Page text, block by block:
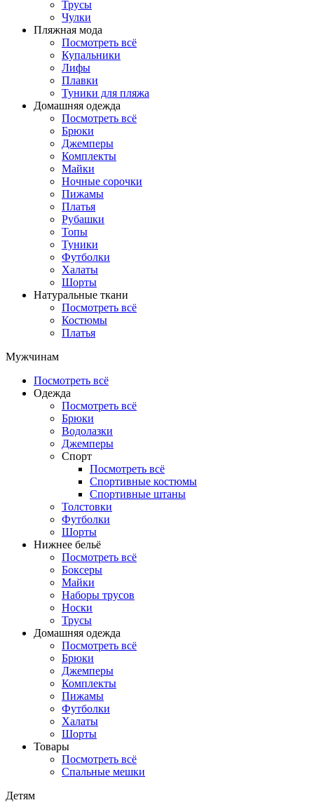
Трусы
Чулки
Пляжная мода
Посмотреть всё
Купальники
Лифы
Плавки
Туники для пляжа
Домашняя одежда
Посмотреть всё
Брюки
Джемперы
Комплекты
Майки
Ночные сорочки
Пижамы
Платья
Рубашки
Топы
Туники
Футболки
Халаты
Шорты
Натуральные ткани
Посмотреть всё
Костюмы
Платья
Мужчинам
Посмотреть всё
Одежда
Посмотреть всё
Брюки
Водолазки
Джемперы
Спорт
Посмотреть всё
Спортивные костюмы
Спортивные штаны
Толстовки
Футболки
Шорты
Нижнее бельё
Посмотреть всё
Боксеры
Майки
Наборы трусов
Носки
Трусы
Домашняя одежда
Посмотреть всё
Брюки
Джемперы
Комплекты
Пижамы
Футболки
Халаты
Шорты
Товары
Посмотреть всё
Спальные мешки
Детям